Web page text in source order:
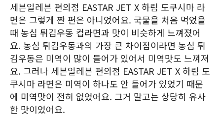
세븐일레븐 편의점 EASTAR JET X 하림 도쿠시마 라
면은 그렇게 짠 편은 아니었어요. 국물을 처음 먹었을
때 농심 튀김우동 컵라면과 맛이 비슷하게 느껴졌어
요. 농심 튀김우동과의 가장 큰 차이점이라면 농심 튀
김우동은 미역이 많이 들어가 있어서 미역맛도 느껴져
요. 그러나 세븐일레븐 편의점 EASTAR JET X 하림 도
쿠시마 라면은 미역이 하나도 안 들어가 있었기 때문
에 미역맛이 전혀 없었어요. 그거 말고는 상당히 유사
한 맛이었어요.